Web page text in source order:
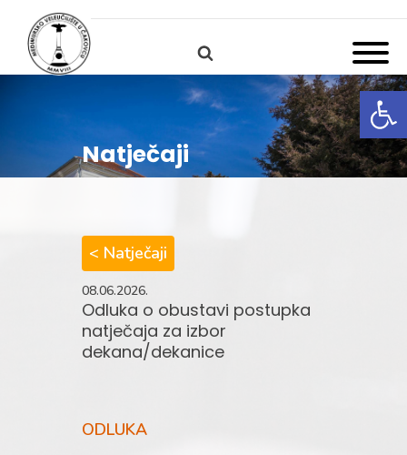
Natječaji
< Natječaji
08.06.2026.
Odluka o obustavi postupka
natječaja za izbor
dekana/dekanice
ODLUKA